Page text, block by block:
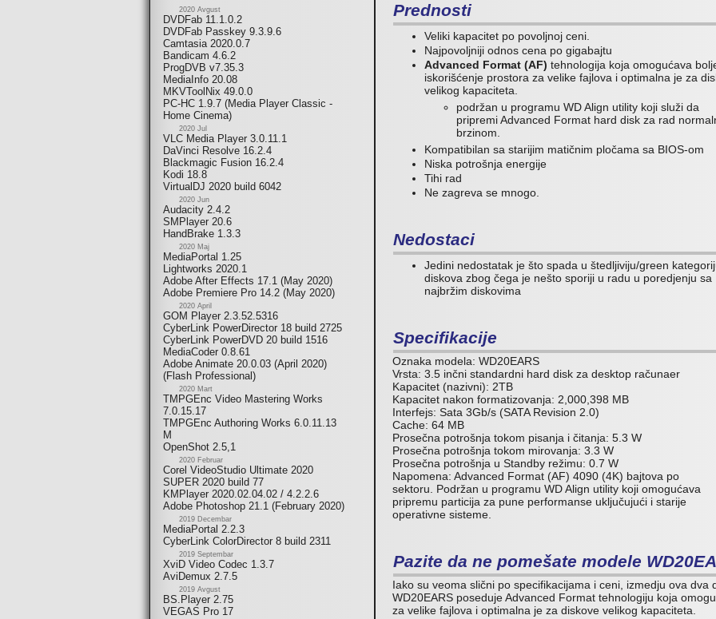
2020 Avgust
DVDFab 11.1.0.2
DVDFab Passkey 9.3.9.6
Camtasia 2020.0.7
Bandicam 4.6.2
ProgDVB v7.35.3
MediaInfo 20.08
MKVToolNix 49.0.0
PC-HC 1.9.7 (Media Player Classic -
Home Cinema)
2020 Jul
VLC Media Player 3.0.11.1
DaVinci Resolve 16.2.4
Blackmagic Fusion 16.2.4
Kodi 18.8
VirtualDJ 2020 build 6042
2020 Jun
Audacity 2.4.2
SMPlayer 20.6
HandBrake 1.3.3
2020 Maj
MediaPortal 1.25
Lightworks 2020.1
Adobe After Effects 17.1 (May 2020)
Adobe Premiere Pro 14.2 (May 2020)
2020 April
GOM Player 2.3.52.5316
CyberLink PowerDirector 18 build 2725
CyberLink PowerDVD 20 build 1516
MediaCoder 0.8.61
Adobe Animate 20.0.03 (April 2020)
(Flash Professional)
2020 Mart
TMPGEnc Video Mastering Works
7.0.15.17
TMPGEnc Authoring Works 6.0.11.13
M
OpenShot 2.5,1
2020 Februar
Corel VideoStudio Ultimate 2020
SUPER 2020 build 77
KMPlayer 2020.02.04.02 / 4.2.2.6
Adobe Photoshop 21.1 (February 2020)
2019 Decembar
MediaPortal 2.2.3
CyberLink ColorDirector 8 build 2311
2019 Septembar
XviD Video Codec 1.3.7
AviDemux 2.7.5
2019 Avgust
BS.Player 2.75
VEGAS Pro 17
Prednosti
Veliki kapacitet po povoljnoj ceni.
Najpovoljniji odnos cena po gigabajtu
Advanced Format (AF) tehnologija koja omogućava
iskorišćenje prostora za velike fajlova i optimalna je za
velikog kapaciteta.
podržan u programu WD Align utility koji služi da
pripremi Advanced Format hard disk za rad
brzinom.
Kompatibilan sa starijim matičnim pločama sa BIOS-om
Niska potrošnja energije
Tihi rad
Ne zagreva se mnogo.
Nedostaci
Jedini nedostatak je što spada u štedljiviju/green
diskova zbog čega je nešto sporiji u radu u poredjenju sa
najbržim diskovima
Specifikacije
Oznaka modela: WD20EARS
Vrsta: 3.5 inčni standardni hard disk za desktop računaer
Kapacitet (nazivni): 2TB
Kapacitet nakon formatizovanja: 2,000,398 MB
Interfejs: Sata 3Gb/s (SATA Revision 2.0)
Cache: 64 MB
Prosečna potrošnja tokom pisanja i čitanja: 5.3 W
Prosečna potrošnja tokom mirovanja: 3.3 W
Prosečna potrošnja u Standby režimu: 0.7 W
Napomena: Advanced Format (AF) 4090 (4K) bajtova po
sektoru. Podržan u programu WD Align utility koji omogućava
pripremu particija za pune performanse uključujući i starije
operativne sisteme.
Pazite da ne pomešate modele
Iako su veoma slični po specifikacijama i ceni, izmedju ova dva
WD20EARS poseduje Advanced Format tehnologiju koja
za velike fajlova i optimalna je za diskove velikog kapaciteta.